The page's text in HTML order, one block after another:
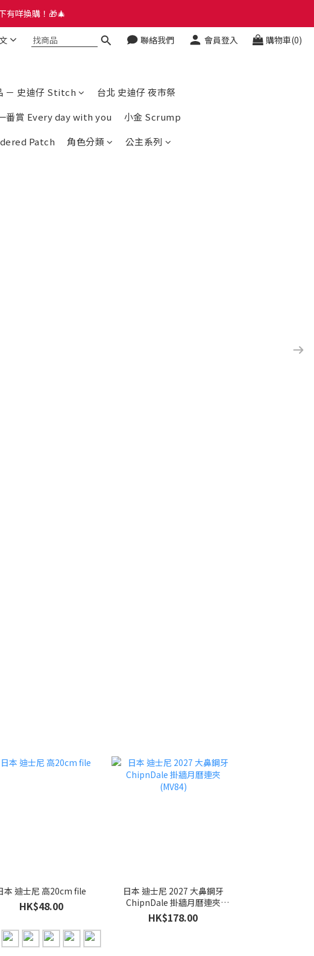
有咩換購！🎁🎄
有咩換購！🎁🎄
呢度直接入Whatsapp Group 聯絡我們 會員登入 購物車(0)
－ 史迪仔 Stitch
台北 史迪仔 夜市祭
番賞 Every day with you
小金 Scrump
Patch 角色分類 公主系列
本 迪士尼 高20cm file
HK$48.00
日本 迪士尼 2027 大鼻鋼牙
ChipnDale 掛牆月曆連夾
(MV84)
HK$178.00